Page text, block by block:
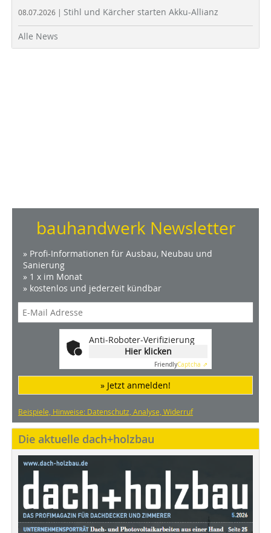
08.07.2026 | Stihl und Kärcher starten Akku-Allianz
Alle News
bauhandwerk Newsletter
» Profi-Informationen für Ausbau, Neubau und
Sanierung
» 1 x im Monat
» kostenlos und jederzeit kündbar
Anti-Roboter-Verifizierung
Hier klicken
FriendlyCaptcha ⇗
» Jetzt anmelden!
Beispiele, Hinweise: Datenschutz, Analyse, Widerruf
Die aktuelle dach+holzbau